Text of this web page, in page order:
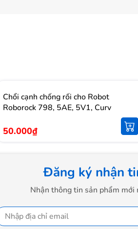
Chổi cạnh chống rối cho Robot
Roborock 798, 5AE, 5V1, Curv
50.000₫
Đăng ký nhận
Nhận thông tin sản phẩm mới